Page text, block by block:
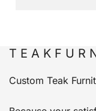
T E A K F U R
Custom Teak